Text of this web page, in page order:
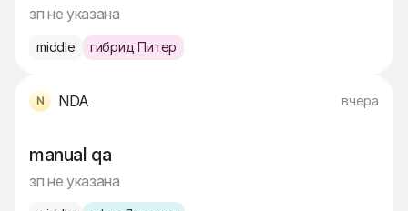
зп не указана
middle гибрид Питер
NDA вчера
manual qa
зп не указана